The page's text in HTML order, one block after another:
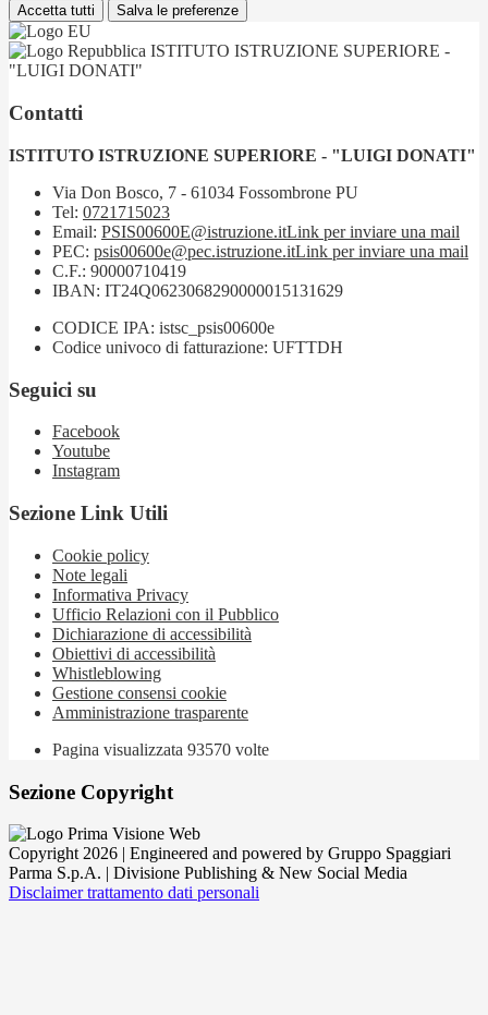
Accetta tutti Salva le preferenze
ISTITUTO ISTRUZIONE SUPERIORE -
"LUIGI DONATI"
Contatti
ISTITUTO ISTRUZIONE SUPERIORE - "LUIGI DONATI"
Via Don Bosco, 7 - 61034 Fossombrone PU
Tel: 0721715023
Email: PSIS00600E@istruzione.itLink per inviare una mail
PEC: psis00600e@pec.istruzione.itLink per inviare una mail
C.F.: 90000710419
IBAN: IT24Q0623068290000015131629
CODICE IPA: istsc_psis00600e
Codice univoco di fatturazione: UFTTDH
Seguici su
Facebook
Youtube
Instagram
Sezione Link Utili
Cookie policy
Note legali
Informativa Privacy
Ufficio Relazioni con il Pubblico
Dichiarazione di accessibilità
Obiettivi di accessibilità
Whistleblowing
Gestione consensi cookie
Amministrazione trasparente
Pagina visualizzata 93570 volte
Sezione Copyright
Copyright 2026 | Engineered and powered by Gruppo Spaggiari
Parma S.p.A. | Divisione Publishing & New Social Media
Disclaimer trattamento dati personali